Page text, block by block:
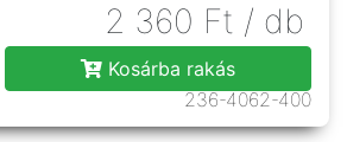
2 360 Ft / db
Kosárba rakás
236-4062-400